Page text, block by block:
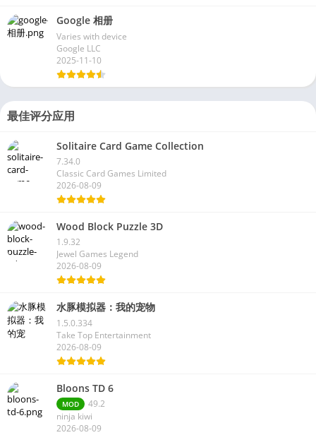
Google 相册
Varies with device
Google LLC
2025-11-10
最佳评分应用
Solitaire Card Game Collection
7.34.0
Classic Card Games Limited
2026-08-09
Wood Block Puzzle 3D
1.9.32
Jewel Games Legend
2026-08-09
水豚模拟器：我的宠物
1.5.0.334
Take Top Entertainment
2026-08-09
Bloons TD 6
MOD
49.2
ninja kiwi
2026-08-09